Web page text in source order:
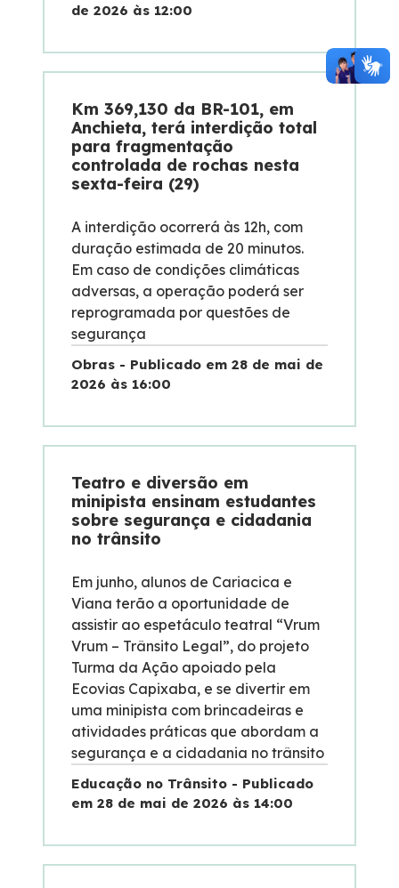
de 2026 às 12:00
Km 369,130 da BR-101, em
Anchieta, terá interdição total
para fragmentação
controlada de rochas nesta
sexta-feira (29)
A interdição ocorrerá às 12h, com
duração estimada de 20 minutos.
Em caso de condições climáticas
adversas, a operação poderá ser
reprogramada por questões de
segurança
Obras - Publicado em 28 de mai de
2026 às 16:00
Teatro e diversão em
minipista ensinam estudantes
sobre segurança e cidadania
no trânsito
Em junho, alunos de Cariacica e
Viana terão a oportunidade de
assistir ao espetáculo teatral “Vrum
Vrum – Trânsito Legal”, do projeto
Turma da Ação apoiado pela
Ecovias Capixaba, e se divertir em
uma minipista com brincadeiras e
atividades práticas que abordam a
segurança e a cidadania no trânsito
Educação no Trânsito - Publicado
em 28 de mai de 2026 às 14:00